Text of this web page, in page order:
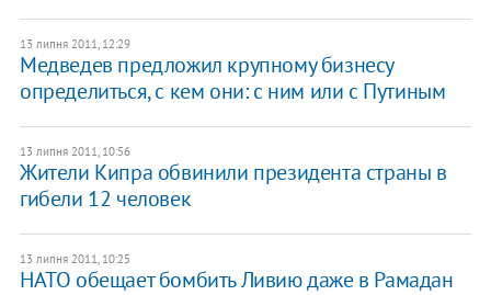
13 липня 2011, 12:29
Медведев предложил крупному бизнесу
определиться, с кем они: с ним или с Путиным
13 липня 2011, 10:56
Жители Кипра обвинили президента страны в
гибели 12 человек
13 липня 2011, 10:25
НАТО обещает бомбить Ливию даже в Рамадан